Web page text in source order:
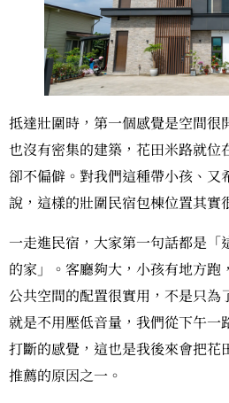
抵達壯圍時，第一個感覺是空間很
也沒有密集的建築，花田米路就位
卻不偏僻。對我們這種帶小孩、又
說，這樣的壯圍民宿包棟位置其實
一走進民宿，大家第一句話都是「
的家」。客廳夠大，小孩有地方跑
公共空間的配置很實用，不是只為
就是不用壓低音量，我們從下午一
打斷的感覺，這也是我後來會把花
推薦的原因之一。